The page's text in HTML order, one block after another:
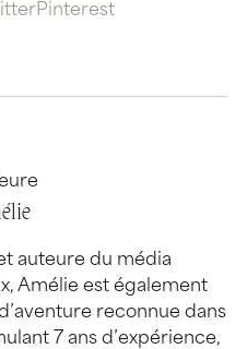
Pinterest
auteure du média
Amélie est également
reconnue dans
7 ans d’expérience,